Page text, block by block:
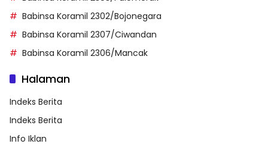
Babinsa Koramil 2302/Bojonegara
Babinsa Koramil 2307/Ciwandan
Babinsa Koramil 2306/Mancak
Halaman
Indeks Berita
Indeks Berita
Info Iklan